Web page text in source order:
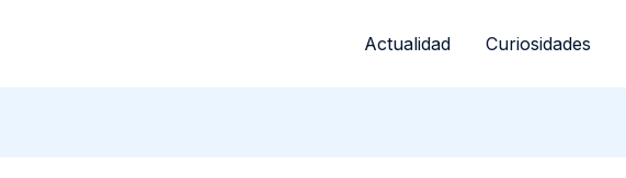
Actualidad Curiosidades